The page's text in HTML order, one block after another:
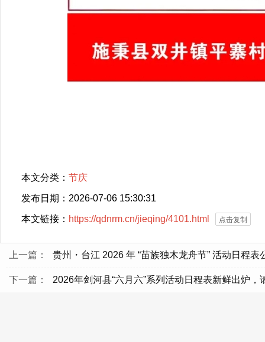
本文分类： 节庆
发布日期：2026-07-06 15:30:31
本文链接： https://qdnrm.cn/jieqing/4101.html 点击复制
上一篇： 贵州・台江 2026 年 “苗族独木龙舟节” 活动日程表
下一篇： 2026年剑河县“六月六”系列活动日程表新鲜出炉，